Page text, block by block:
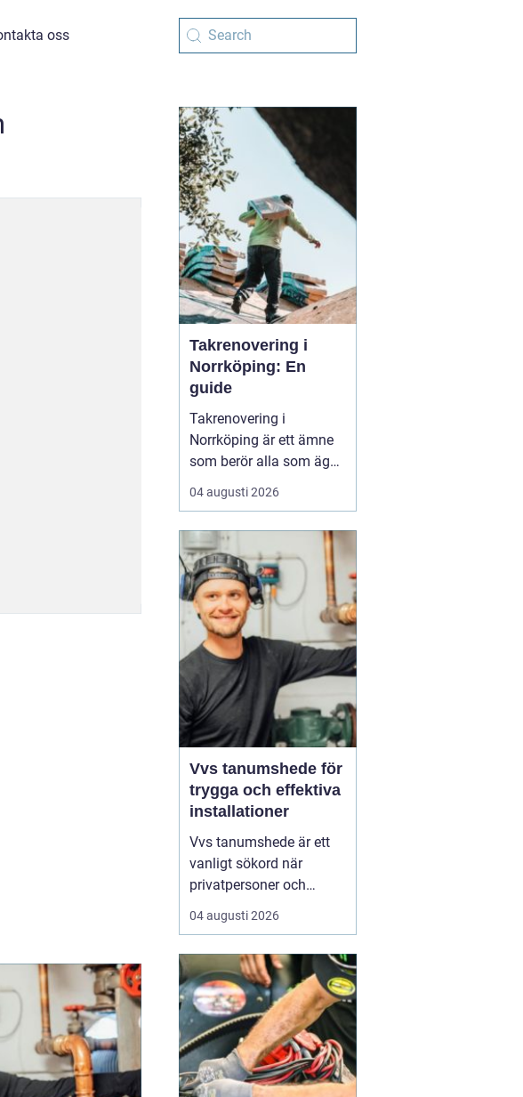
oss
Takrenovering i
Norrköping: En
guide
Takrenovering i
Norrköping är ett ämne
som berör alla som äger
hus, radhus eller
flerfamiljshus i området.
viktigaste skydd mot
regn, snö och fukt, och
en i tid genomförd
renovering kan sp...
04 augusti 2026
Vvs tanumshede för
trygga och effektiva
installationer
Vvs tanumshede är ett
vanligt sökord när
privatpersoner och
företag behöver hjälp
med värme, vatten och
Många undrar vad som
skiljer en seriös vvs
partner från en tillfällig
lösning, hur en
installation bör gå till
och vilka...
04 augusti 2026